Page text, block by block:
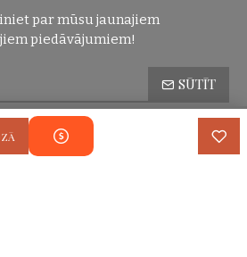
par mūsu jaunajiem
piedāvājumiem!
SŪTĪT
sadaļu Konfidencialitātes politika
noteikumiem